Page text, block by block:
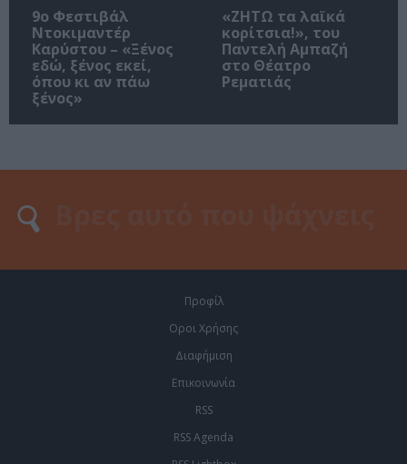
9ο Φεστιβάλ
Ντοκιμαντέρ
Καρύστου – «Ξένος
εδώ, ξένος εκεί,
όπου κι αν πάω
ξένος»
«ΖΗΤΩ τα λαϊκά
κορίτσια!», του
Παντελή Αμπαζή
στο Θέατρο
Ρεματιάς
Προφίλ
Οροι Χρήσης
Διαφήμιση
Επικοινωνία
RSS
RSS Agenda